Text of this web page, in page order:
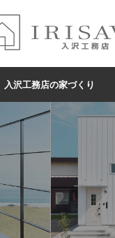
入沢工務店の家づくり